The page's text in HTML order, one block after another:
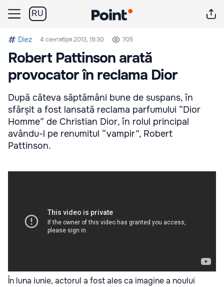
RU
Diez 4 сентября 2013, 19:30 705
Robert Pattinson arată
provocator în reclama Dior
După câteva săptămâni bune de suspans, în
sfârșit a fost lansată reclama parfumului “Dior
Homme” de Christian Dior, în rolul principal
avându-l pe renumitul “vampir”, Robert
Pattinson.
În luna iunie, actorul a fost ales ca imagine a noului